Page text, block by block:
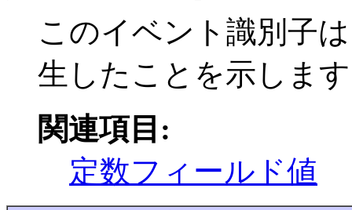
このイベント識別子
生したことを示しま
関連項目:
定数フィールド値